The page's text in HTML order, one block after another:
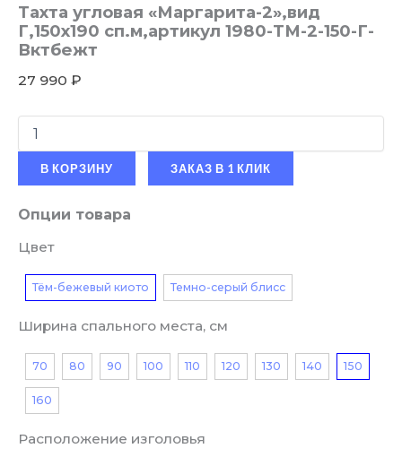
Тахта угловая «Маргарита-2»,вид
Г,150х190 сп.м,артикул 1980-ТМ-2-150-Г-
Вктбежт
27 990 ₽
В КОРЗИНУ ЗАКАЗ В 1 КЛИК
Опции товара
Цвет
Тём-бежевый киото Темно-серый блисс
Ширина спального места, см
70 80 90 100 110 120 130 140 150
160
Расположение изголовья